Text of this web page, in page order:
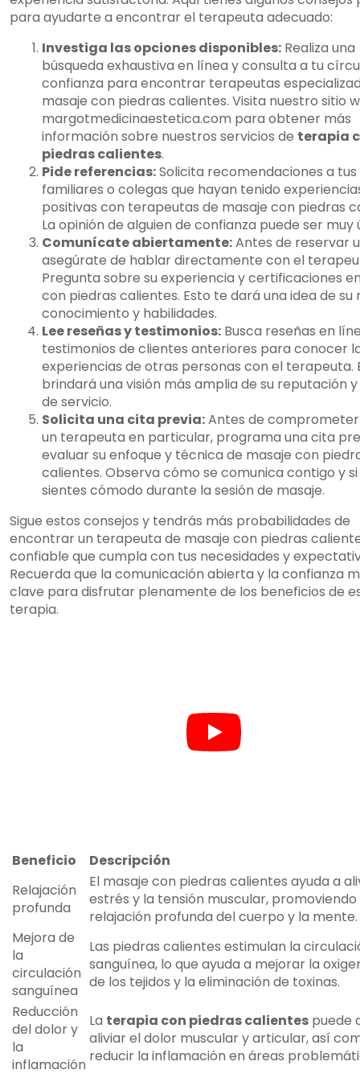
para ayudarte a encontrar el terapeuta adecuado:
Investiga las opciones disponibles: Realiza una
búsqueda exhaustiva en línea y consulta a tu
confianza para encontrar terapeutas
masaje con piedras calientes. Visita nuestro sitio
margotmedicinaestetica.com para obtener más
información sobre nuestros servicios de terapia
piedras calientes.
Pide referencias:Solicita recomendaciones a tus
familiares o colegas que hayan tenido
positivas con terapeutas de masaje con piedras
La opinión de alguien de confianza puede ser muy
Comunícate abiertamente:Antes de reservar
asegúrate de hablar directamente con el
Pregunta sobre su experiencia y certificaciones
con piedras calientes. Esto te dará una idea de su
conocimiento y habilidades.
Lee reseñas y testimonios: Busca reseñas en
testimonios de clientes anteriores para conocer
experiencias de otras personas con el terapeuta.
brindará una visión más amplia de su reputación
de servicio.
Solicita una cita previa:Antes de
un terapeuta en particular, programa una cita
evaluar su enfoque y técnica de masaje con
calientes. Observa cómo se comunica contigo y
sientes cómodo durante la sesión de masaje.
Sigue estos consejos y tendrás más probabilidades de
encontrar un terapeuta de masaje con piedras
confiable que cumpla con tus necesidades y
Recuerda que la comunicación abierta y la confianza
clave para disfrutar plenamente de los beneficios de
terapia.
Beneficio
Descripción
Relajación
profunda
El masaje con piedras calientes ayuda a
estrés y la tensión muscular, promoviendo
relajación profunda del cuerpo y la mente.
Mejora de
la
circulación
sanguínea
Las piedras calientes estimulan la
sanguínea, lo que ayuda a mejorar la
de los tejidos y la eliminación de toxinas.
Reducción
del dolor y
la
inflamación
La terapia con piedras calientes puede
aliviar el dolor muscular y articular, así
reducir la inflamación en áreas